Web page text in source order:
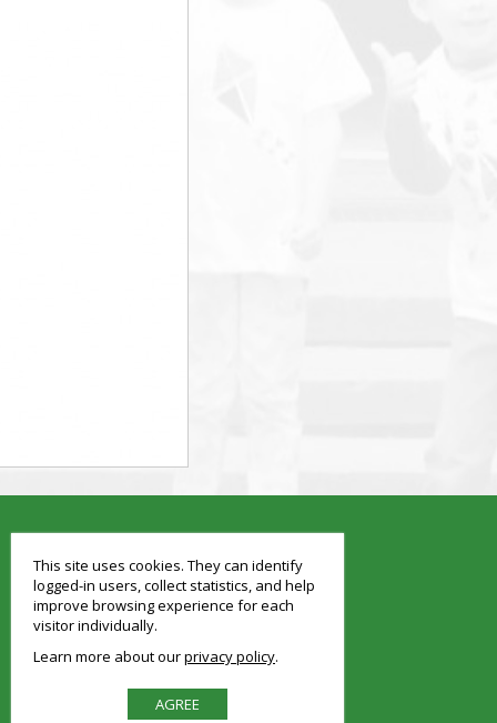
foreash
This site uses cookies. They can identify
logged-in users, collect statistics, and help
improve browsing experience for each
visitor individually.
Learn more about ourprivacy policy
AGREE